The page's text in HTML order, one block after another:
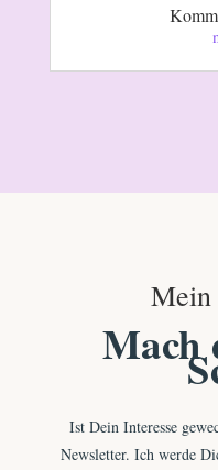
Mein
Mach
Ist Dein Interesse
Newsletter. Ich werde